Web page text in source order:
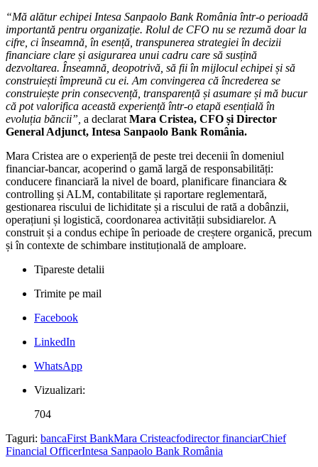
“Mă alătur echipei Intesa Sanpaolo Bank România într-o perioadă
importantă pentru organizație. Rolul de CFO nu se rezumă doar la
cifre, ci înseamnă, în esență, transpunerea strategiei în decizii
financiare clare și asigurarea unui cadru care să susțină
dezvoltarea. Înseamnă, deopotrivă, să fii în mijlocul echipei și să
construiești împreună cu ei. Am convingerea că încrederea se
construiește prin consecvență, transparență și asumare și mă bucur
că pot valorifica această experiență într-o etapă esențială în
evoluția băncii”, a declarat Mara Cristea, CFO și Director
General Adjunct, Intesa Sanpaolo Bank România.
Mara Cristea are o experiență de peste trei decenii în domeniul
financiar-bancar, acoperind o gamă largă de responsabilități:
conducere financiară la nivel de board, planificare financiara &
controlling și ALM, contabilitate și raportare reglementară,
gestionarea riscului de lichiditate și a riscului de rată a dobânzii,
operațiuni și logistică, coordonarea activității subsidiarelor. A
construit și a condus echipe în perioade de creștere organică, precum
și în contexte de schimbare instituțională de amploare.
Tipareste detalii
Trimite pe mail
Facebook
LinkedIn
WhatsApp
Vizualizari:
704
Taguri: bancaFirst BankMara Cristeacfodirector financiarChief
Financial OfficerIntesa Sanpaolo Bank România